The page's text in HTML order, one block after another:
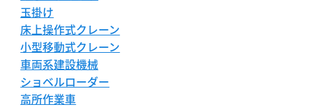
玉掛け
床上操作式クレーン
小型移動式クレーン
車両系建設機械
ショベルローダー
高所作業車